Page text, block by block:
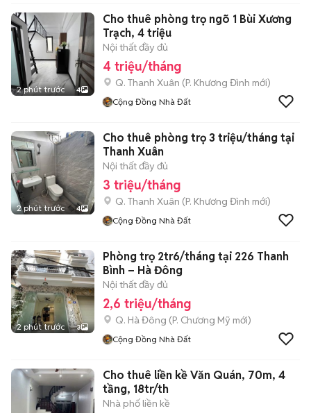
2 phút trước 4
Cho thuê phòng trọ ngõ 1 Bùi Xương
Trạch, 4 triệu
Nội thất đầy đủ
4 triệu/tháng
Q. Thanh Xuân (P. Khương Đình mới)
Cộng Đồng Nhà Đất
2 phút trước 4
Cho thuê phòng trọ 3 triệu/tháng tại
Thanh Xuân
Nội thất đầy đủ
3 triệu/tháng
Q. Thanh Xuân (P. Khương Đình mới)
Cộng Đồng Nhà Đất
2 phút trước 3
Phòng trọ 2tr6/tháng tại 226 Thanh
Bình – Hà Đông
Nội thất đầy đủ
2,6 triệu/tháng
Q. Hà Đông (P. Chương Mỹ mới)
Cộng Đồng Nhà Đất
Cho thuê liền kề Văn Quán, 70m, 4
tầng, 18tr/th
Nhà phố liền kề